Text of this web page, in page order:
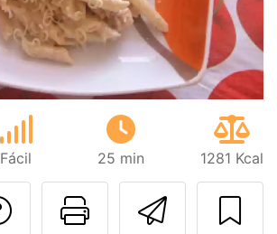
Fácil 25 min 1281 Kcal
Imprimir
Preguntar al autor